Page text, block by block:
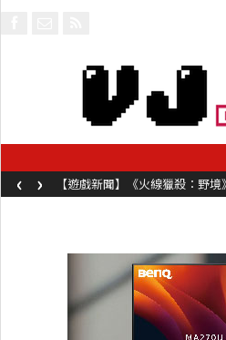
【遊戲新聞】《火線獵殺：野
容同時系舊作限時超平價折扣
‹ ›